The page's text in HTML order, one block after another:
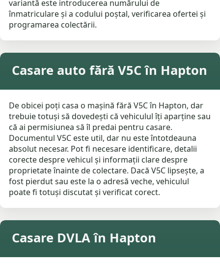
variantă este introducerea numărului de
înmatriculare și a codului poștal, verificarea ofertei și
programarea colectării.
Casare auto fără V5C în Hapton
De obicei poți casa o mașină fără V5C în Hapton, dar
trebuie totuși să dovedești că vehiculul îți aparține sau
că ai permisiunea să îl predai pentru casare.
Documentul V5C este util, dar nu este întotdeauna
absolut necesar. Pot fi necesare identificare, detalii
corecte despre vehicul și informații clare despre
proprietate înainte de colectare. Dacă V5C lipsește, a
fost pierdut sau este la o adresă veche, vehiculul
poate fi totuși discutat și verificat corect.
Casare DVLA în Hapton